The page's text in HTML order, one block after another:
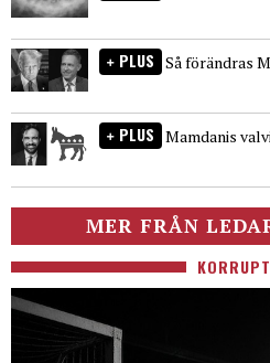
PLUS Så förändras
PLUS Mamdanis
MER FRÅN